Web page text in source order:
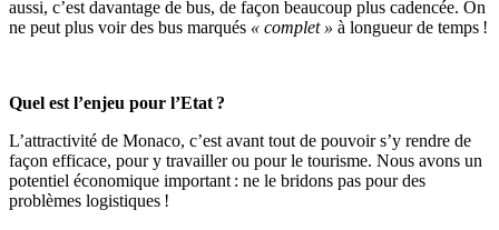
aussi, c’est davantage de bus, de façon beaucoup plus cadencée. On
ne peut plus voir des bus marqués « complet » à longueur de temps !
Quel est l’enjeu pour l’Etat ?
L’attractivité de Monaco, c’est avant tout de pouvoir s’y rendre de
façon efficace, pour y travailler ou pour le tourisme. Nous avons un
potentiel économique important : ne le bridons pas pour des
problèmes logistiques !